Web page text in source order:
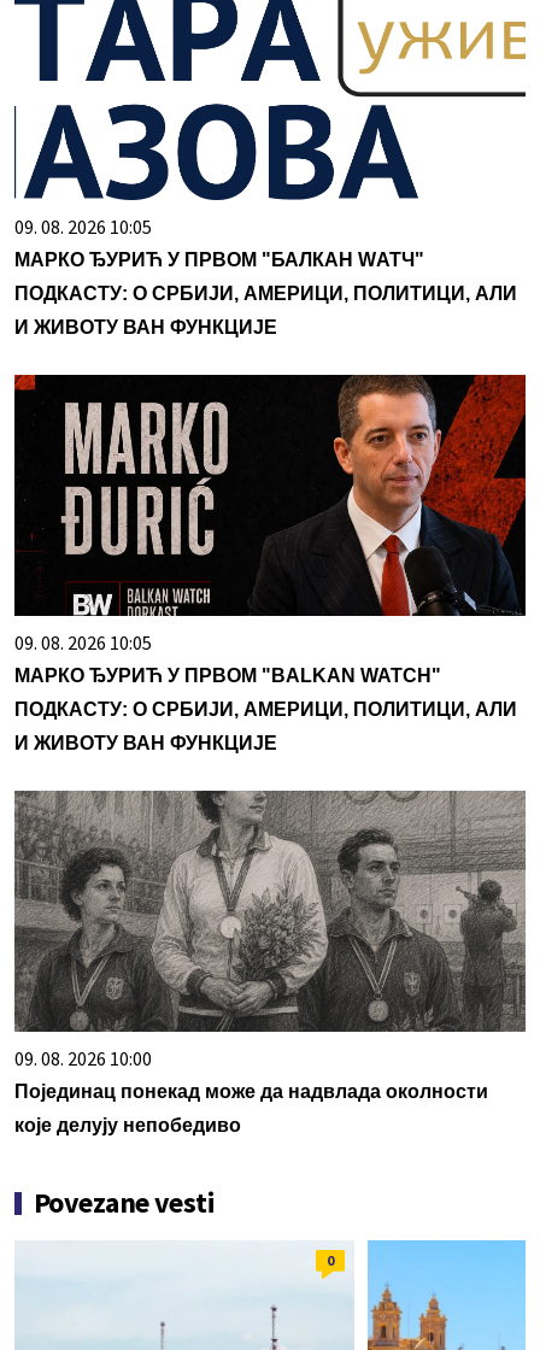
09. 08. 2026 10:05
МАРКО ЂУРИЋ У ПРВОМ "БАЛКАН WАТЧ"
ПОДКАСТУ: О СРБИЈИ, АМЕРИЦИ, ПОЛИТИЦИ, АЛИ
И ЖИВОТУ ВАН ФУНКЦИЈЕ
09. 08. 2026 10:05
МАРКО ЂУРИЋ У ПРВОМ "BALKAN WATCH"
ПОДКАСТУ: О СРБИЈИ, АМЕРИЦИ, ПОЛИТИЦИ, АЛИ
И ЖИВОТУ ВАН ФУНКЦИЈЕ
09. 08. 2026 10:00
Појединац понекад може да надвлада околности
које делују непобедиво
Povezane vesti
0